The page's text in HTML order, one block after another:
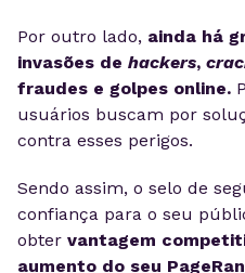
Por outro lado, ainda há
invasões de hackers,
fraudes e golpes online.
usuários buscam por
contra esses perigos.
Sendo assim, o selo de
confiança para o seu
obter vantagem
aumento do seu